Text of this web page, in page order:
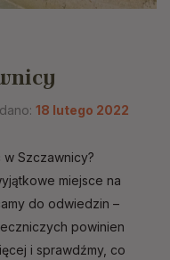
18 lutego 2022
Szczawnicy?
miejsce na
do odwiedzin –
powinien
i sprawdźmy, co